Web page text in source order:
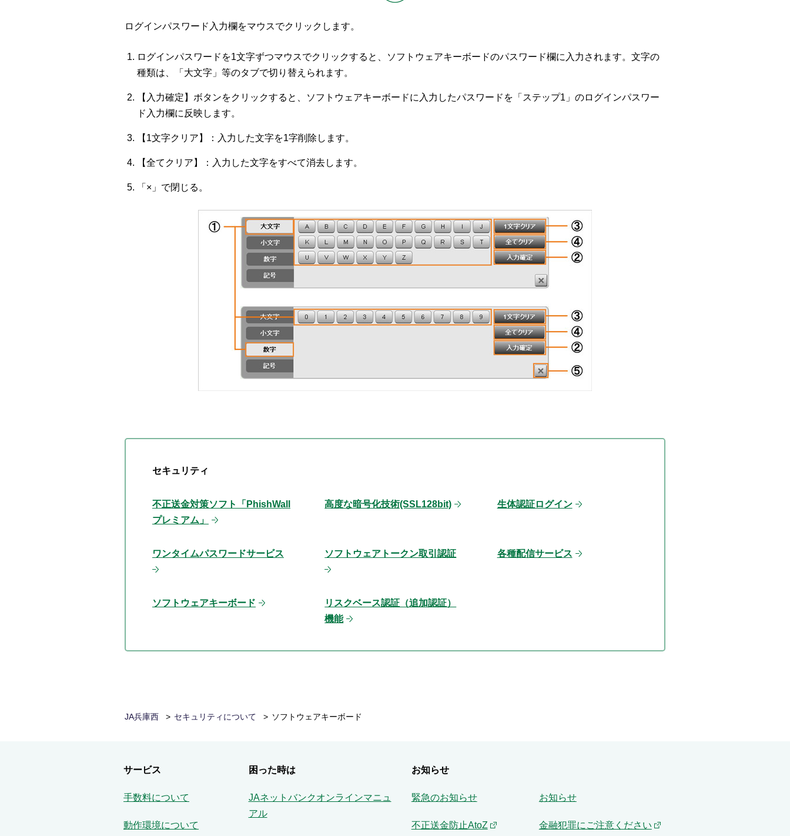
ログインパスワード入力欄をマウスでクリックします。
ログインパスワードを1文字ずつマウスでクリックすると、ソフトウェアキーボードのパスワード欄に入力されます。文字の
種類は、「大文字」等のタブで切り替えられます。
【入力確定】ボタンをクリックすると、ソフトウェアキーボードに入力したパスワードを「ステップ1」のログインパスワー
ド入力欄に反映します。
【1文字クリア】：入力した文字を1字削除します。
【全てクリア】：入力した文字をすべて消去します。
「×」で閉じる。
セキュリティ
不正送金対策ソフト「PhishWall
プレミアム」
高度な暗号化技術(SSL128bit) 生体認証ログイン
ワンタイムパスワードサービス ソフトウェアトークン取引認証 各種配信サービス
ソフトウェアキーボード
リスクベース認証（追加認証）
機能
JA兵庫西 セキュリティについて ソフトウェアキーボード
サービス
手数料について
動作環境について
困った時は
JAネットバンクオンラインマニュ
アル
お知らせ
緊急のお知らせ お知らせ
不正送金防止AtoZ 金融犯罪にご注意ください